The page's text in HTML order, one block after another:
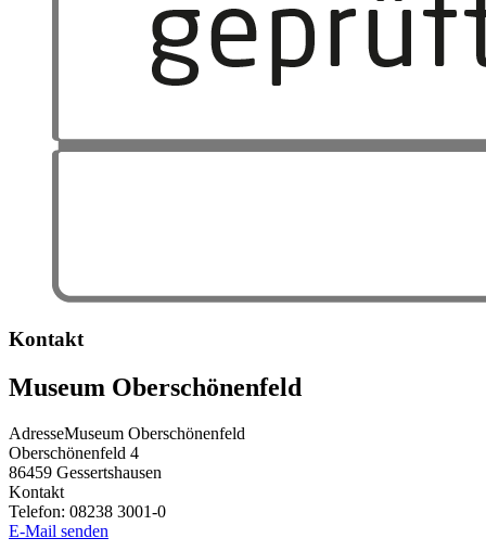
Kontakt
Museum Oberschönenfeld
AdresseMuseum Oberschönenfeld
Oberschönenfeld 4
86459 Gessertshausen
Kontakt
Telefon: 08238 3001-0
E-Mail senden